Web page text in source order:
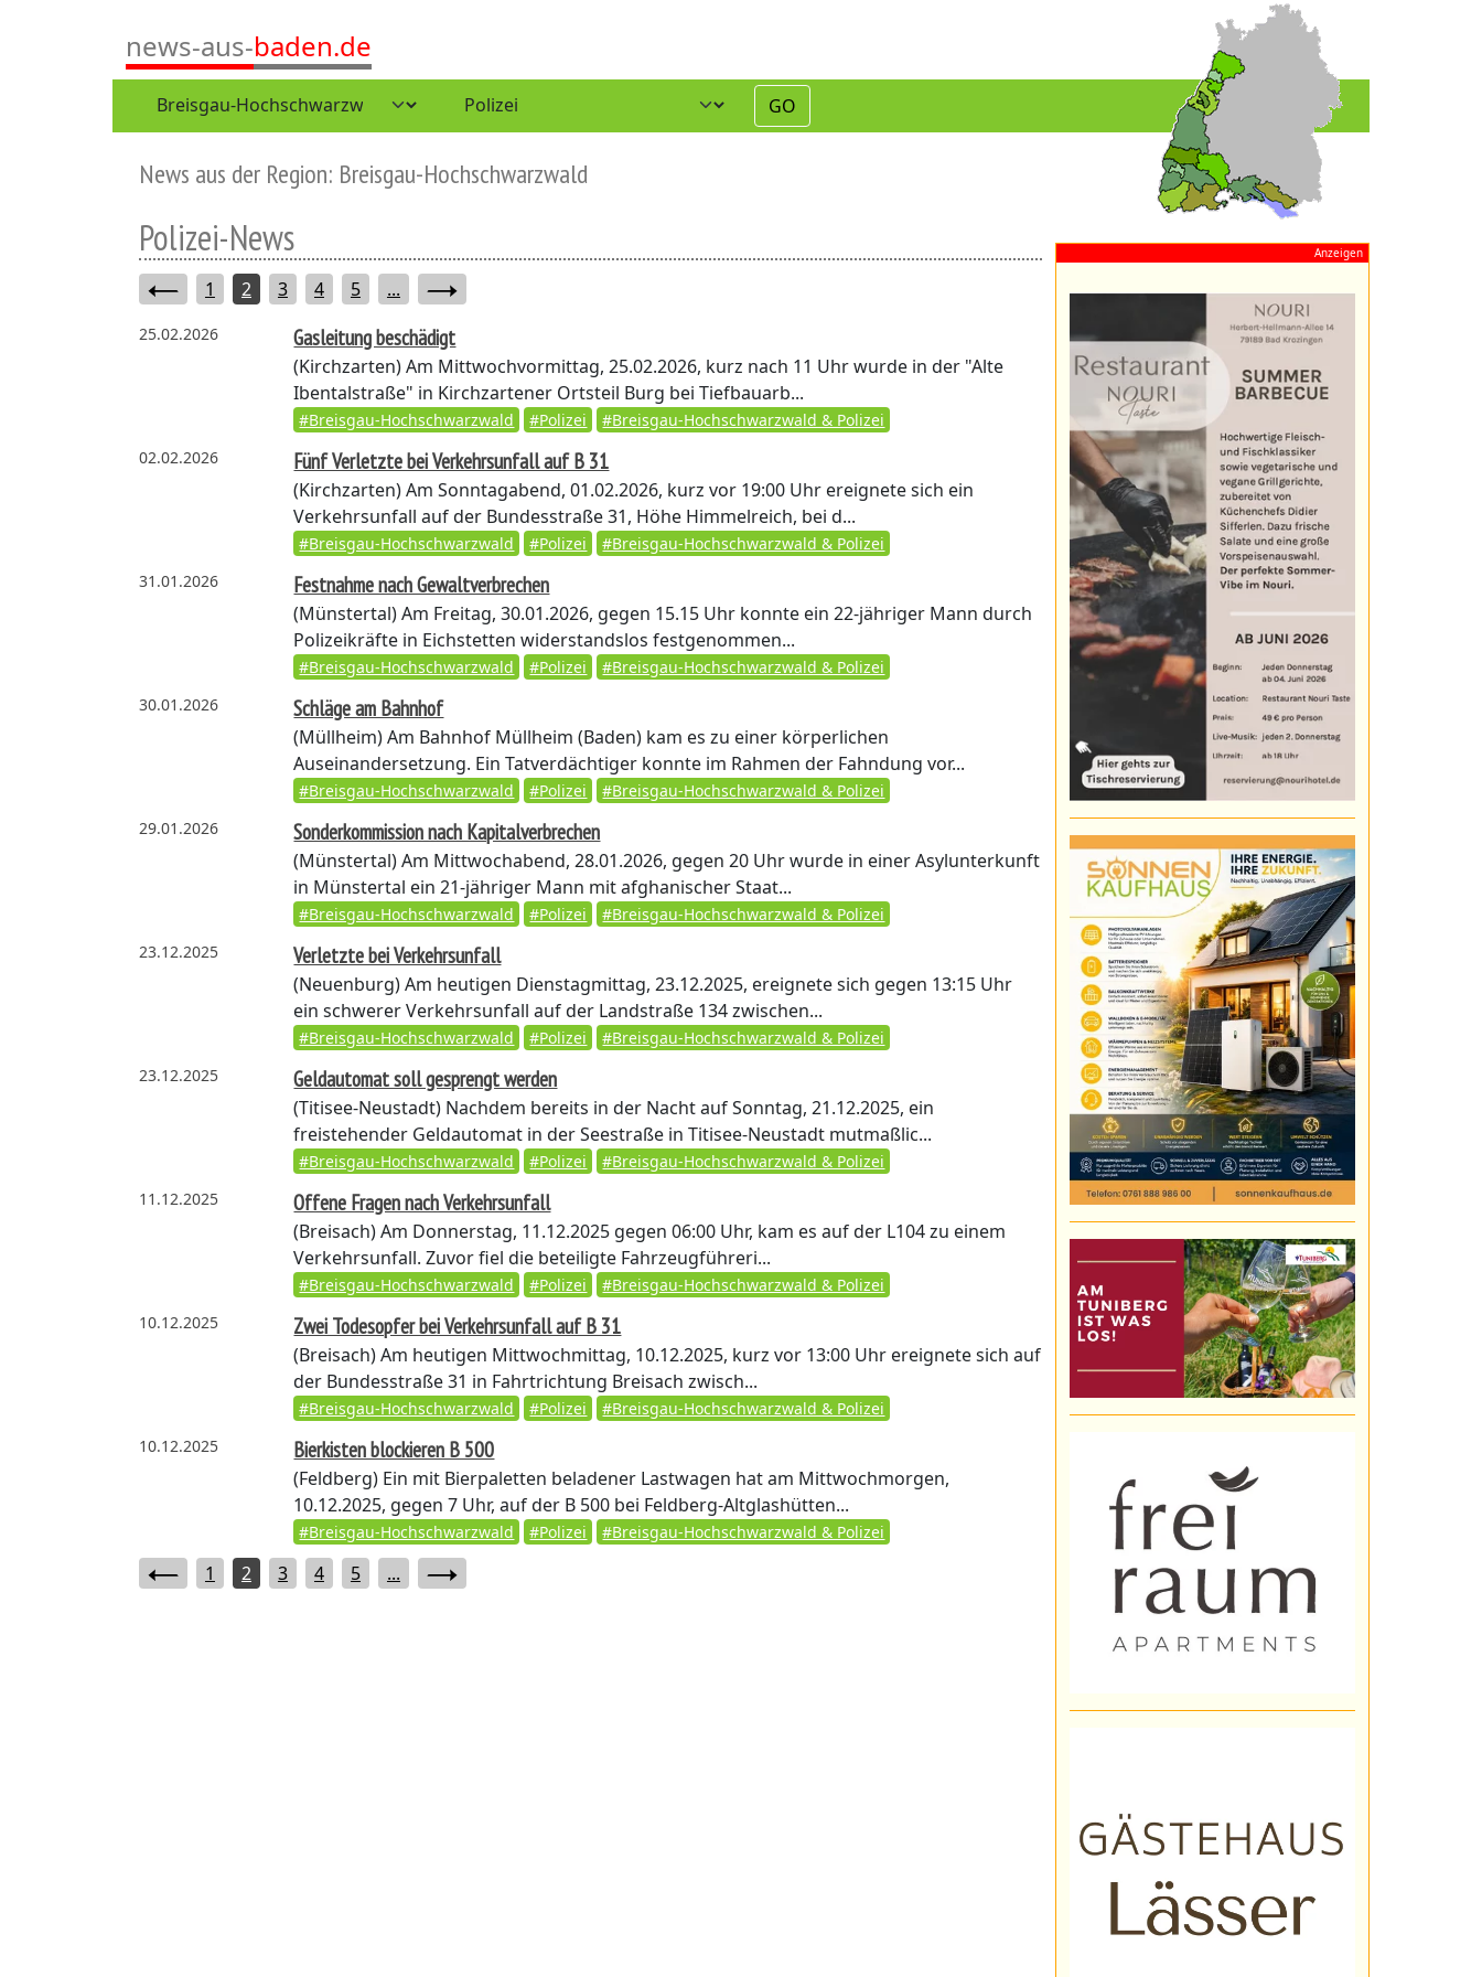
news-aus-baden.de
GO
News aus der Region: Breisgau-Hochschwarzwald
Polizei-News
1 2 3 4 5 ...
25.02.2026 Gasleitung beschädigt
(Kirchzarten)Am Mittwochvormittag, 25.02.2026, kurz nach 11 Uhr wurde in der "Alte
Ibentalstraße" in Kirchzartener Ortsteil Burg bei Tiefbauarb...
#Breisgau-Hochschwarzwald #Polizei
#Breisgau-Hochschwarzwald & Polizei
02.02.2026
Fünf Verletzte bei Verkehrsunfall auf B 31
(Kirchzarten)Am Sonntagabend, 01.02.2026, kurz vor 19:00 Uhr ereignete sich ein
Verkehrsunfall auf der Bundesstraße 31, Höhe Himmelreich, bei d...
#Breisgau-Hochschwarzwald #Polizei
#Breisgau-Hochschwarzwald & Polizei
31.01.2026
Festnahme nach Gewaltverbrechen
(Münstertal)Am Freitag, 30.01.2026, gegen 15.15 Uhr konnte ein 22-jähriger Mann durch
Polizeikräfte in Eichstetten widerstandslos festgenommen...
#Breisgau-Hochschwarzwald #Polizei
#Breisgau-Hochschwarzwald & Polizei
30.01.2026
Schläge am Bahnhof
(Müllheim)Am Bahnhof Müllheim (Baden) kam es zu einer körperlichen
Auseinandersetzung. Ein Tatverdächtiger konnte im Rahmen der Fahndung vor...
#Breisgau-Hochschwarzwald #Polizei
#Breisgau-Hochschwarzwald & Polizei
29.01.2026
Sonderkommission nach Kapitalverbrechen
(Münstertal)Am Mittwochabend, 28.01.2026, gegen 20 Uhr wurde in einer Asylunterkunft
in Münstertal ein 21-jähriger Mann mit afghanischer Staat...
#Breisgau-Hochschwarzwald #Polizei
#Breisgau-Hochschwarzwald & Polizei
23.12.2025
Verletzte bei Verkehrsunfall
(Neuenburg)Am heutigen Dienstagmittag, 23.12.2025, ereignete sich gegen 13:15 Uhr
ein schwerer Verkehrsunfall auf der Landstraße 134 zwischen...
#Breisgau-Hochschwarzwald #Polizei
#Breisgau-Hochschwarzwald & Polizei
23.12.2025
Geldautomat soll gesprengt werden
(Titisee-Neustadt) Nachdem bereits in der Nacht auf Sonntag, 21.12.2025, ein
freistehender Geldautomat in der Seestraße in Titisee-Neustadt mutmaßlic...
#Breisgau-Hochschwarzwald #Polizei
#Breisgau-Hochschwarzwald & Polizei
11.12.2025
Offene Fragen nach Verkehrsunfall
(Breisach)Am Donnerstag, 11.12.2025 gegen 06:00 Uhr, kam es auf der L104 zu einem
Verkehrsunfall. Zuvor fiel die beteiligte Fahrzeugführeri...
#Breisgau-Hochschwarzwald #Polizei
#Breisgau-Hochschwarzwald & Polizei
10.12.2025
Zwei Todesopfer bei Verkehrsunfall auf B 31
(Breisach)Am heutigen Mittwochmittag, 10.12.2025, kurz vor 13:00 Uhr ereignete sich auf
der Bundesstraße 31 in Fahrtrichtung Breisach zwisch...
#Breisgau-Hochschwarzwald #Polizei
#Breisgau-Hochschwarzwald & Polizei
10.12.2025
Bierkisten blockieren B 500
(Feldberg) Ein mit Bierpaletten beladener Lastwagen hat am Mittwochmorgen,
10.12.2025, gegen 7 Uhr, auf der B 500 bei Feldberg-Altglashütten...
#Breisgau-Hochschwarzwald #Polizei #Breisgau-Hochschwarzwald & Polizei
1 2 3 4 5 ...
Anzeigen